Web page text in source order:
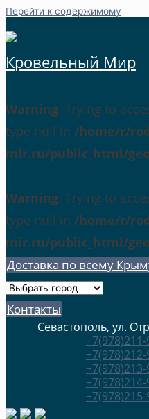
Перейти к содержимому
Кровельный Мир
Warning: Trying to
type null in /home/r/
mir.ru/public_html/
Warning: Trying to
type null in /home/r/
mir.ru/public_html/
Доставка по всему
Контакты
Севастополь, ул.